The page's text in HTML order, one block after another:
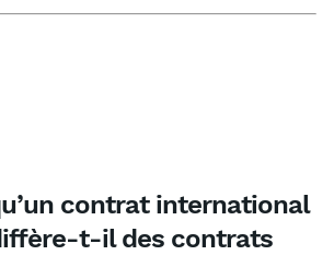
contrat international
t-il des contrats